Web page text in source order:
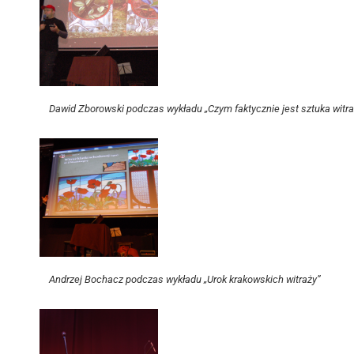
Dawid Zborowski podczas wykładu „Czym faktycznie jest sztuka
Andrzej Bochacz podczas wykładu „Urok krakowskich witraży”